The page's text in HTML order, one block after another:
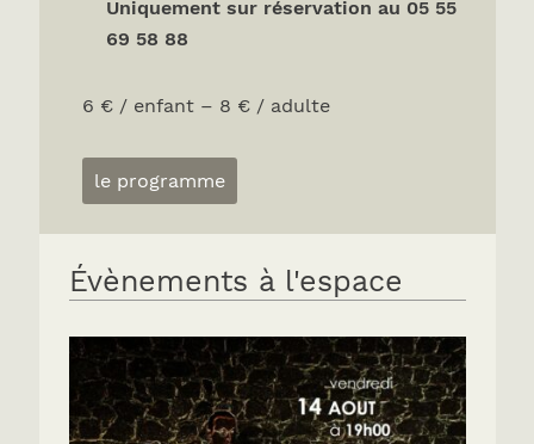
Uniquement sur réservation au 05 55
69 58 88
6 € / enfant – 8 € / adulte
le programme
Évènements à l'espace